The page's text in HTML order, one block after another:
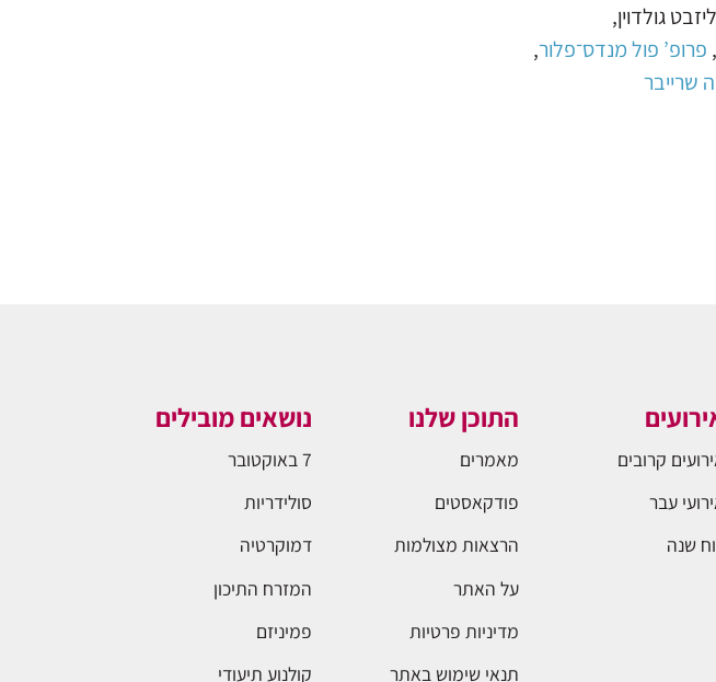
גולדוין,
פרופ’ פול מנדס־פלור,
שרייבר
קרובים
עבר
שנה
התוכן שלנו
מאמרים
פודקאסטים
הרצאות מצולמות
על האתר
מדיניות פרטיות
תנאי שימוש באתר
נושאים מובילים
7 באוקטובר
סולידריות
דמוקרטיה
המזרח התיכון
פמיניזם
קולנוע תיעודי